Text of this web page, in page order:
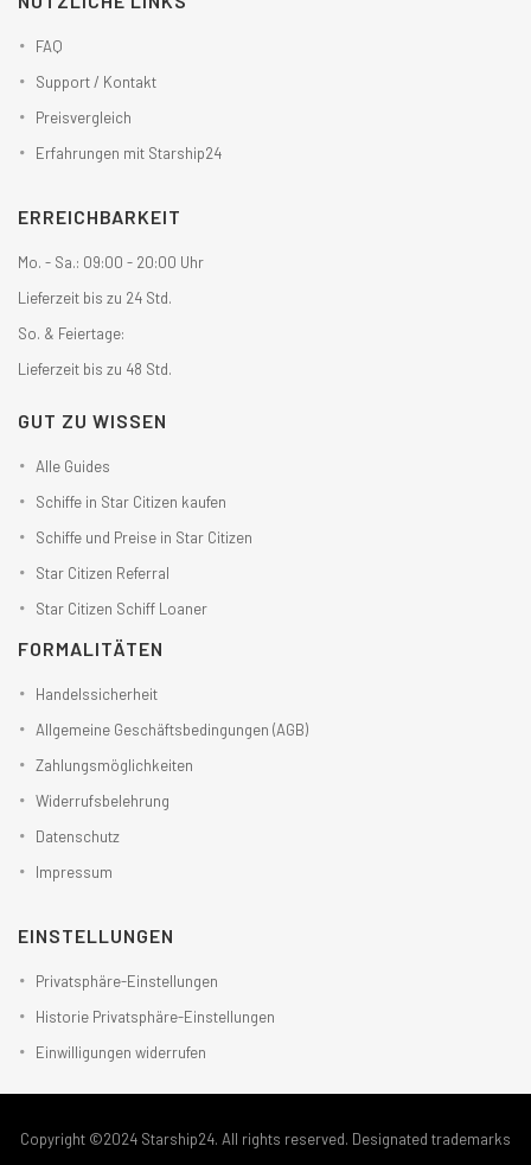
FAQ
Support / Kontakt
Preisvergleich
Erfahrungen mit Starship24
ERREICHBARKEIT
Mo. - Sa.: 09:00 - 20:00 Uhr
Lieferzeit bis zu 24 Std.
So. & Feiertage:
Lieferzeit bis zu 48 Std.
GUT ZU WISSEN
Alle Guides
Schiffe in Star Citizen kaufen
Schiffe und Preise in Star Citizen
Star Citizen Referral
Star Citizen Schiff Loaner
FORMALITÄTEN
Handelssicherheit
Allgemeine Geschäftsbedingungen (AGB)
Zahlungsmöglichkeiten
Widerrufsbelehrung
Datenschutz
Impressum
EINSTELLUNGEN
Privatsphäre-Einstellungen
Historie Privatsphäre-Einstellungen
Einwilligungen widerrufen
Copyright ©2024 Starship24. All rights reserved. Designated trademarks